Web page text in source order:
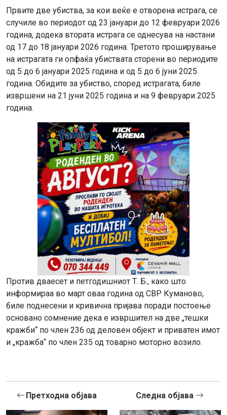
Првите две убиства, за кои веќе е отворена истрага, се
случиле во периодот од 23 јануари до 12 февруари 2026
година, додека втората истрага се однесува на настани
од 17 до 18 јануари 2026 година. Третото проширување
на истрагата ги опфаќа убиствата сторени во периодите
од 5 до 6 јануари 2025 година и од 5 до 6 јуни 2025
година. Обидите за убиство, според истрагата, биле
извршени на 21 јуни 2025 година и на 9 февруари 2025
година.
Против дваесет и петгодишниот Т. Б., како што
информираа во март оваа година од СВР Куманово,
биле поднесени и кривична пријава поради постоење
основано сомнение дека е извршител на две „тешки
кражби“ по член 236 од деловен објект и приватен имот
и „кражба“ по член 235 од товарно моторно возило.
Претходна објава Следна објава